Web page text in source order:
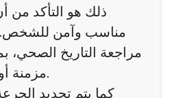
ذلك هو التأكد من
مناسب وآمن للشخص.
مراجعة التاريخ
مزمنة أو أدوية يتم استخدامها.
كما يتم تحديد